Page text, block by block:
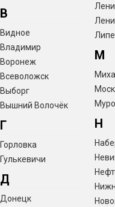
В
Видное
Владимир
Воронеж
Всеволожск
Выборг
Вышний Волочёк
Г
Горловка
Гулькевичи
Д
Донецк
М
Н